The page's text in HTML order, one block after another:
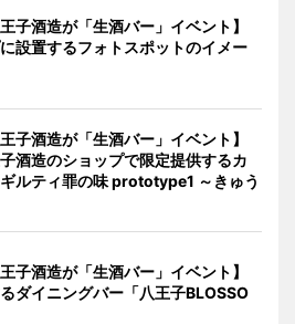
王子酒造が「生酒バー」イベント】
設置するフォトスポットのイメー
王子酒造が「生酒バー」イベント】
酒造のショップで限定提供するカ
ルティ罪の味 prototype1 ～きゅう
王子酒造が「生酒バー」イベント】
ダイニングバー「八王子BLOSSO